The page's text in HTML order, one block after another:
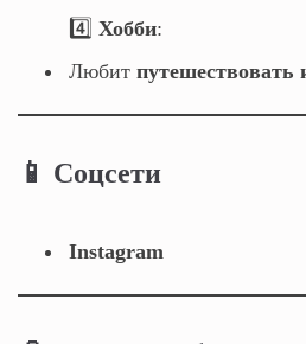
4️⃣ Хобби:
Любит путешествовать
📱 Соцсети
Instagram